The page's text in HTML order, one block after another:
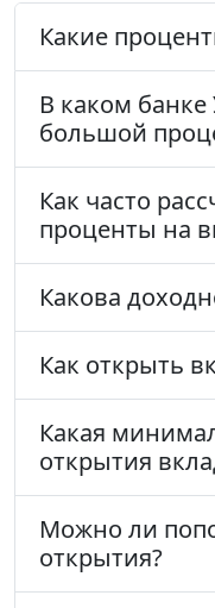
Какие
В каком
большой
Как часто
проценты на
Какова
Как открыть
Какая
открытия
Можно ли
открытия?